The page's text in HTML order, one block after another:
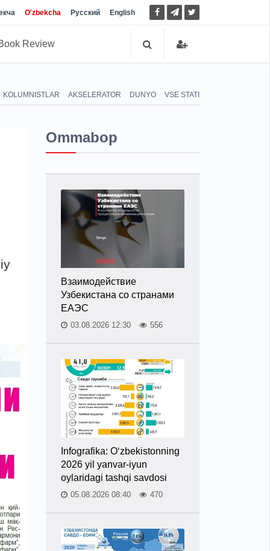
O'zbekcha Русский English
Review
KOLUMNISTLAR AKSELERATOR DUNYO VSE STATI
Ommabop
Взаимодействие
Узбекистана со странами
ЕАЭС
03.08.2026 12:30 556
Infografika: O‘zbekistonning
2026 yil yanvar-iyun
oylaridagi tashqi savdosi
05.08.2026 08:40 470